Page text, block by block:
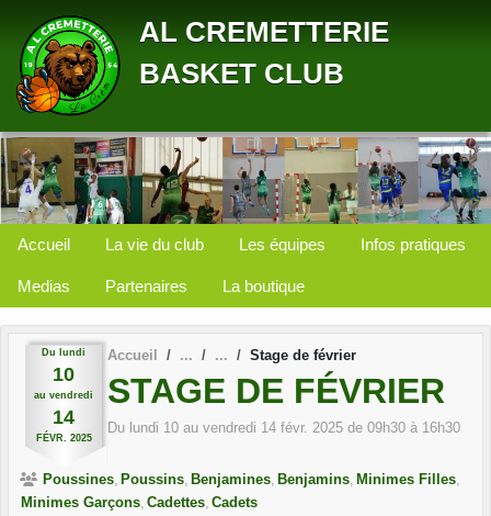
AL CREMETTERIE
BASKET CLUB
Accueil La vie du club Les équipes Infos pratiques
Medias Partenaires La boutique
Du lundi
10
au vendredi
14
FÉVR. 2025
Accueil Stage de février
STAGE DE FÉVRIER
Du lundi 10 au vendredi 14 févr. 2025 de 09h30 à 16h30
Poussines Poussins Benjamines Benjamins Minimes Filles
Minimes Garçons Cadettes Cadets
Panneau de gestion des cookies